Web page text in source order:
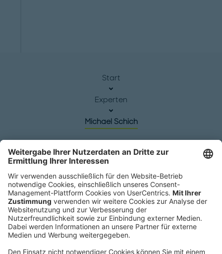
Start
Experten
Michael Schich
Hauptsitz
Roland Berger GmbH
Sederanger 1
80538 München
Deutschland